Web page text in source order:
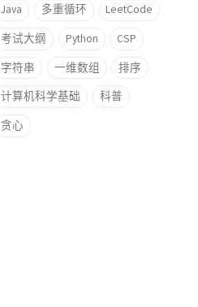
Java 多重循环 LeetCode
考试大纲 Python CSP
字符串 一维数组 排序
计算机科学基础 科普
贪心